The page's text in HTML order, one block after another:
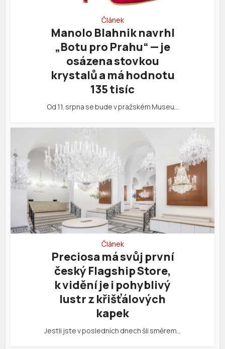
Článek
Manolo Blahnik navrhl
„Botu pro Prahu“ — je
osázena stovkou
krystalů a má hodnotu
135 tisíc
Od 11. srpna se bude v pražském Museu…
Článek
Preciosa má svůj první
český Flagship Store,
k vidění je i pohyblivý
lustr z křišťálových
kapek
Jestli jste v posledních dnech šli směrem…